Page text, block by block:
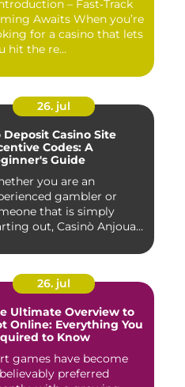
– Fast‑Track
Awaits When you’re
for a casino that lets
hit the re...
26. jul
Deposit Casino Site
Codes: A
Guide
you are an
gambler or
that is simply
out, Casinò Anjouan
26. jul
Ultimate Overview to
Online: Everything You
to Know
games have become
preferred